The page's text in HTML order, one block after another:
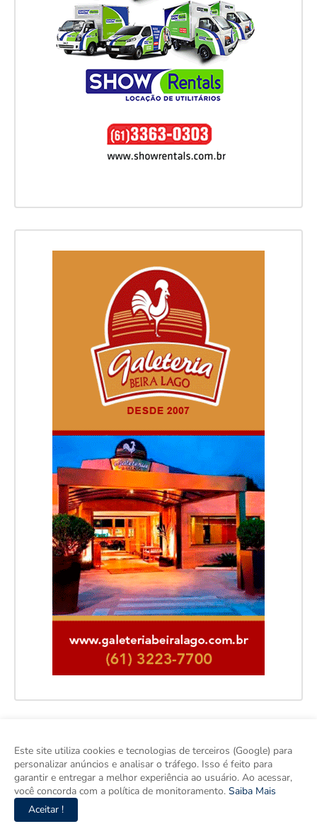
Este site utiliza cookies e tecnologias de terceiros (Google) para
personalizar anúncios e analisar o tráfego. Isso é feito para
garantir e entregar a melhor experiência ao usuário. Ao acessar,
você concorda com a política de monitoramento. Saiba Mais
Aceitar !